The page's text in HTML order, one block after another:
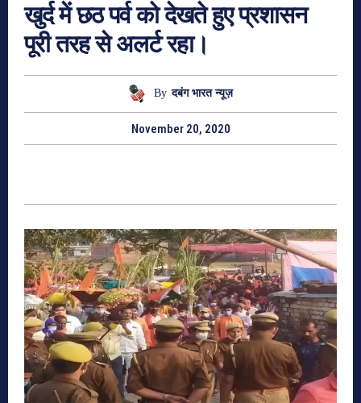
खुर्द में छठ पर्व को देखते हुए प्रशासन
पूरी तरह से अलर्ट रहा।
By दबंग भारत न्यूज़
November 20, 2020